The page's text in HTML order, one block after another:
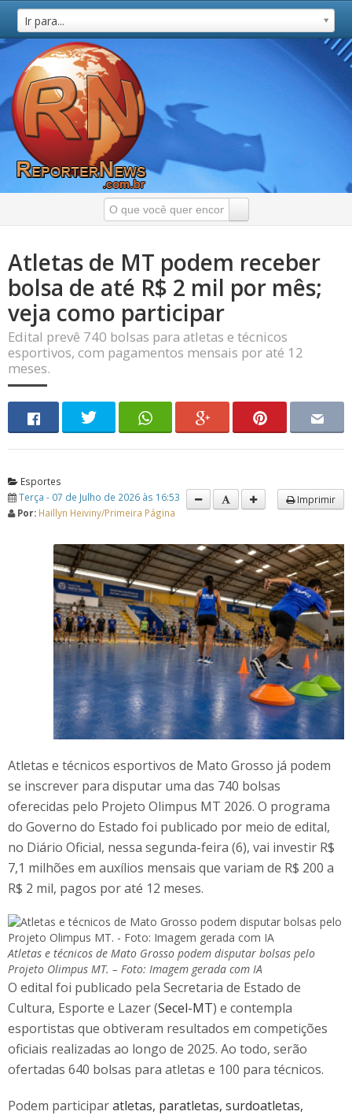
Ir para...
Atletas de MT podem receber
bolsa de até R$ 2 mil por mês;
veja como participar
Edital prevê 740 bolsas para atletas e técnicos
esportivos, com pagamentos mensais por até 12
meses.
Esportes
Terça - 07 de Julho de 2026 às 16:53
Por: Haillyn Heiviny/Primeira Página
Imprimir
Atletas e técnicos esportivos de Mato Grosso já podem
se inscrever para disputar uma das 740 bolsas
oferecidas pelo Projeto Olimpus MT 2026. O programa
do Governo do Estado foi publicado por meio de edital,
no Diário Oficial, nessa segunda-feira (6), vai investir R$
7,1 milhões em auxílios mensais que variam de R$ 200 a
R$ 2 mil, pagos por até 12 meses.
Atletas e técnicos de Mato Grosso podem disputar bolsas pelo
Projeto Olimpus MT. – Foto: Imagem gerada com IA
O edital foi publicado pela Secretaria de Estado de
Cultura, Esporte e Lazer (Secel-MT) e contempla
esportistas que obtiveram resultados em competições
oficiais realizadas ao longo de 2025. Ao todo, serão
ofertadas 640 bolsas para atletas e 100 para técnicos.
Podem participaratletas, paratletas, surdoatletas,